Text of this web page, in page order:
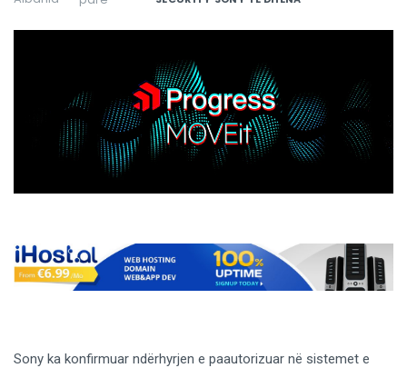
Sony ka konfirmuar ndërhyrjen e paautorizuar në sistemet e